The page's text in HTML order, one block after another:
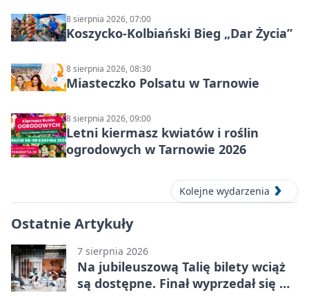
8 sierpnia 2026, 07:00
Koszycko-Kolbiański Bieg „Dar Życia”
8 sierpnia 2026, 08:30
Miasteczko Polsatu w Tarnowie
8 sierpnia 2026, 09:00
Letni kiermasz kwiatów i roślin
ogrodowych w Tarnowie 2026
Kolejne wydarzenia
Ostatnie Artykuły
7 sierpnia 2026
Na jubileuszową Talię bilety wciąż
są dostępne. Finał wyprzedał się w